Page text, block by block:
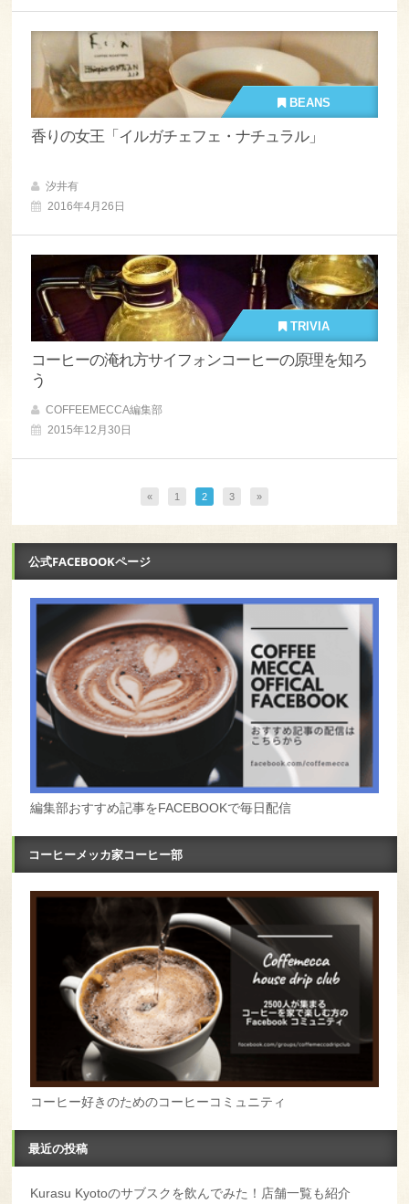
BEANS
香りの女王「イルガチェフェ・ナチュラル」
汐井有
2016年4月26日
TRIVIA
コーヒーの淹れ方サイフォンコーヒーの原理を知ろ
う
COFFEEMECCA編集部
2015年12月30日
« 1 2 3 »
公式FACEBOOKページ
編集部おすすめ記事をFACEBOOKで毎日配信
コーヒーメッカ家コーヒー部
コーヒー好きのためのコーヒーコミュニティ
最近の投稿
Kurasu Kyotoのサブスクを飲んでみた！店舗一覧も紹介